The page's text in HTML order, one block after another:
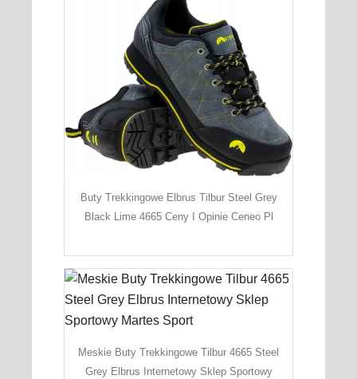
Buty Trekkingowe Elbrus Tilbur Steel Grey
Black Lime 4665 Ceny I Opinie Ceneo Pl
Meskie Buty Trekkingowe Tilbur 4665 Steel
Grey Elbrus Internetowy Sklep Sportowy